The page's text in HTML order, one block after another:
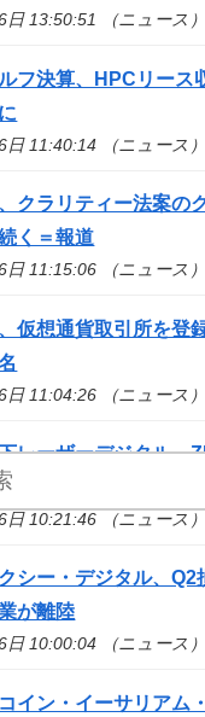
13:50:51 （ニュース）
フ決算、HPCリース
11:40:14 （ニュース）
クラリティー法案の
く＝報道
11:15:06 （ニュース）
仮想通貨取引所を
11:04:26 （ニュース）
レーザーデジタル、
億ドル目標
10:21:46 （ニュース）
シー・デジタル、
が離陸
10:00:04 （ニュース）
イン・イーサリアム